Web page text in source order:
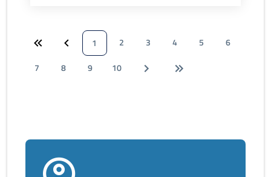
1 2 3 4 5
6
7
8 9 10